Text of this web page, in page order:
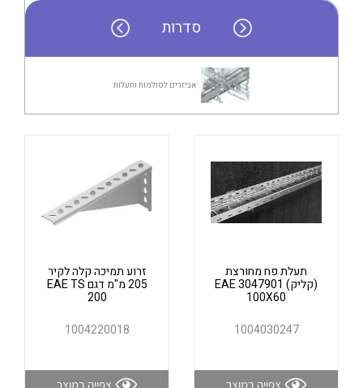
פתרונות וציוד לסביבה נפיצה EX
מטענים לרכב חשמלי
פתרונות לתחום הסולארי
לכל מוצרי היצרן לכל מוצרי היצרן
לכל מוצרי היצרן לכל מוצרי היצרן
סדרות
אביזרים לסולמות ותעלות
תעלת פח מחורצת
(קליק) EAE 3047901
100X60
1004030247
צפייה במוצר
זרוע תמיכה קלה לקיר
205 מ"מ דגם EAE TS
200
1004220018
צפייה במוצר